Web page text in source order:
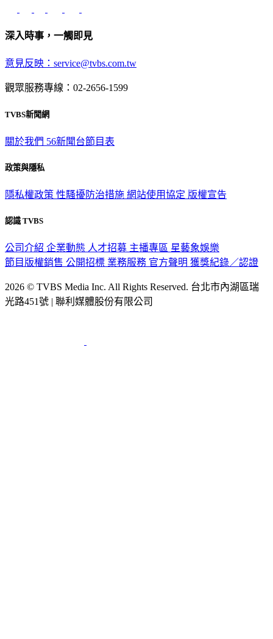
深入時事，一觸即見
意見反映：service@tvbs.com.tw
觀眾服務專線：02-2656-1599
TVBS新聞網
關於我們 56新聞台節目表
政策與隱私
隱私權政策 性騷擾防治措施 網站使用協定 版權宣告
認識 TVBS
公司介紹 企業動態 人才招募 主播專區 星藝象娛樂
節目版權銷售 公開招標 業務服務 官方聲明 獲獎紀錄／認證
2026 © TVBS Media Inc. All Rights Reserved. 台北市內湖區瑞
光路451號 | 聯利媒體股份有限公司